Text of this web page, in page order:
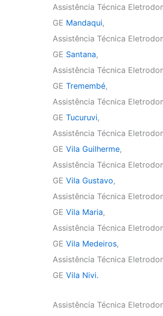
Assistência Técnica
GE Mandaqui,
Assistência Técnica
GE Santana,
Assistência Técnica
GE Tremembé,
Assistência Técnica
GE Tucuruvi,
Assistência Técnica
GE Vila Guilherme,
Assistência Técnica
GE Vila Gustavo,
Assistência Técnica
GE Vila Maria,
Assistência Técnica
GE Vila Medeiros,
Assistência Técnica
GE Vila Nivi.
Assistência Técnica